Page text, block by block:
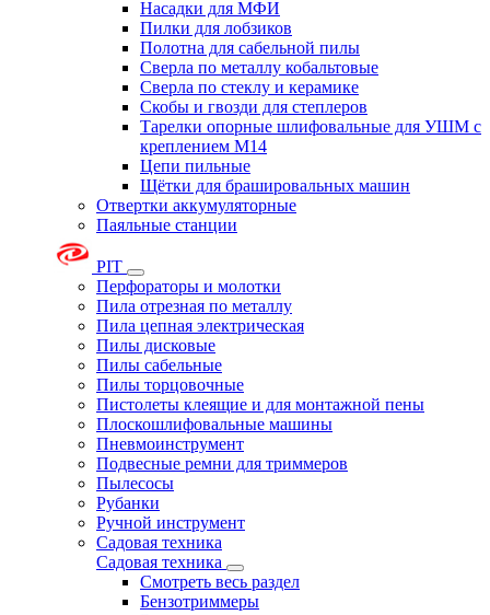
Насадки для МФИ
Пилки для лобзиков
Полотна для сабельной пилы
Сверла по металлу кобальтовые
Сверла по стеклу и керамике
Скобы и гвозди для степлеров
Тарелки опорные шлифовальные для УШМ с
креплением М14
Цепи пильные
Щётки для брашировальных машин
Отвертки аккумуляторные
Паяльные станции
PIT
Перфораторы и молотки
Пила отрезная по металлу
Пила цепная электрическая
Пилы дисковые
Пилы сабельные
Пилы торцовочные
Пистолеты клеящие и для монтажной пены
Плоскошлифовальные машины
Пневмоинструмент
Подвесные ремни для триммеров
Пылесосы
Рубанки
Ручной инструмент
Садовая техника
Садовая техника
Смотреть весь раздел
Бензотриммеры